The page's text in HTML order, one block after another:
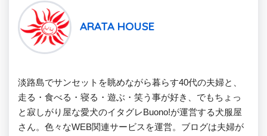
ARATA HOUSE
淡路島でサンセットを眺めながら暮らす40代の夫婦と、
走る・食べる・寝る・遊ぶ・笑う事が好き、でもちょっ
と寂しがり屋な愛犬のイタグレBuono!が運営する犬服屋
さん。色々なWEB関連サービスを運営。ブログは夫婦が